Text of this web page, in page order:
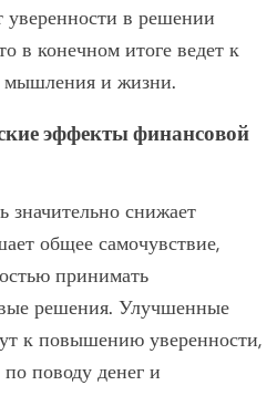
уверенности в решении
в конечном итоге ведет к
мышления и жизни.
эффекты финансовой
значительно снижает
общее самочувствие,
принимать
решения. Улучшенные
к повышению уверенности,
поводу денег и